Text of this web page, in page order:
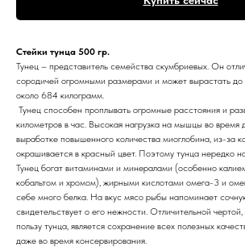
Стейки тунца 500 гр.
Тунец – представитель семейства скумбриевых. Он
сородичей огромными размерами и может вырастать
около 684 килограмм.
Тунец способен проплывать огромные расстояния и
километров в час. Высокая нагрузка на мышцы во время
выработке повышенного количества миоглобина, из-за
окрашивается в красный цвет. Поэтому тунца нередко
Тунец богат витаминами и минералами (особенно
кобальтом и хромом), жирными кислотами омега-3 и
себе много белка. На вкус мясо рыбы напоминает
свидетельствует о его нежности. Отличительной
пользу тунца, является сохранение всех полезных
даже во время консервирования.